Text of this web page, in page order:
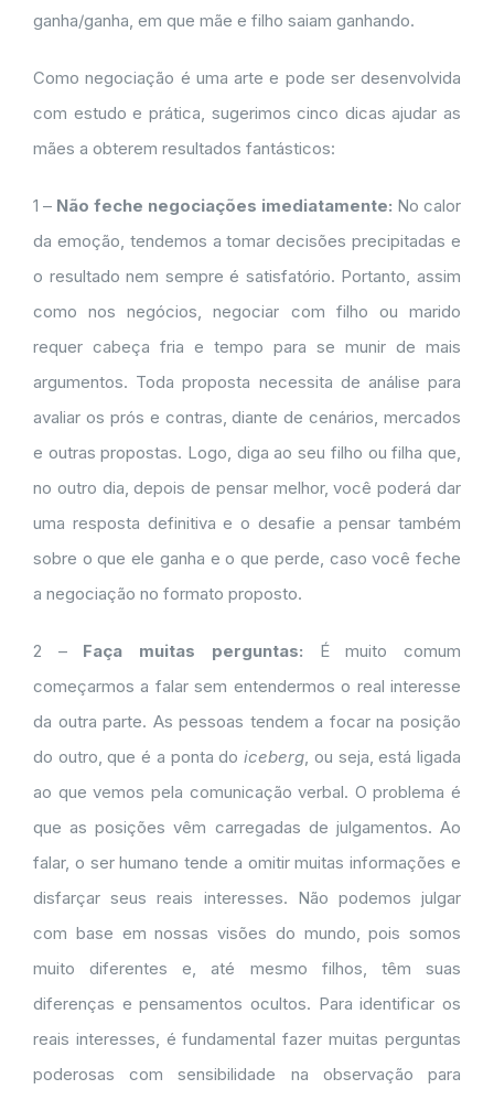
ganha/ganha, em que mãe e filho saiam ganhando.
Como negociação é uma arte e pode ser desenvolvida
com estudo e prática, sugerimos cinco dicas ajudar as
mães a obterem resultados fantásticos:
1 – Não feche negociações imediatamente: No calor
da emoção, tendemos a tomar decisões precipitadas e
o resultado nem sempre é satisfatório. Portanto, assim
como nos negócios, negociar com filho ou marido
requer cabeça fria e tempo para se munir de mais
argumentos. Toda proposta necessita de análise para
avaliar os prós e contras, diante de cenários, mercados
e outras propostas. Logo, diga ao seu filho ou filha que,
no outro dia, depois de pensar melhor, você poderá dar
uma resposta definitiva e o desafie a pensar também
sobre o que ele ganha e o que perde, caso você feche
a negociação no formato proposto.
2 – Faça muitas perguntas: É muito comum
começarmos a falar sem entendermos o real interesse
da outra parte. As pessoas tendem a focar na posição
do outro, que é a ponta doiceberg, ou seja, está ligada
ao que vemos pela comunicação verbal. O problema é
que as posições vêm carregadas de julgamentos. Ao
falar, o ser humano tende a omitir muitas informações e
disfarçar seus reais interesses. Não podemos julgar
com base em nossas visões do mundo, pois somos
muito diferentes e, até mesmo filhos, têm suas
diferenças e pensamentos ocultos. Para identificar os
reais interesses, é fundamental fazer muitas perguntas
poderosas com sensibilidade na observação para